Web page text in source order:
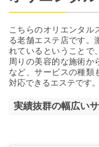
こちらのオリエンタル
る老舗エステ店です。
れているということで
周りの美容的な施術か
など、サービスの種類
対応できるエステです。
実績抜群の幅広い